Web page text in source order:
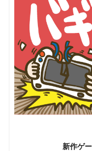
新作ゲ